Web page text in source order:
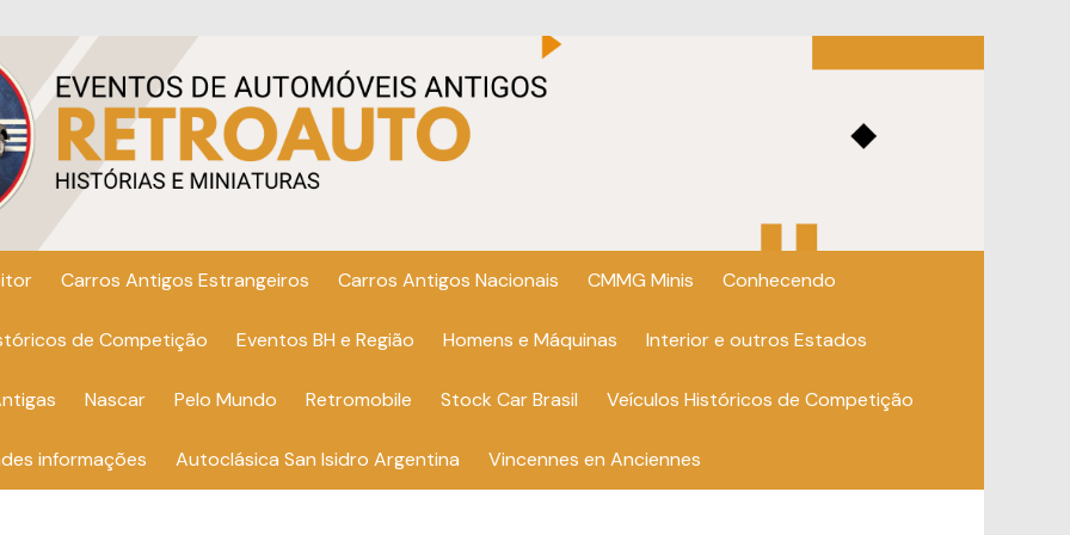
Carros Antigos Estrangeiros Carros Antigos Nacionais CMMG Minis Conhecendo
de Competição Eventos BH e Região Homens e Máquinas Interior e outros Estados
Nascar Pelo Mundo Retromobile Stock Car Brasil Veículos Históricos de Competição
informações Autoclásica San Isidro Argentina Vincennes en Anciennes